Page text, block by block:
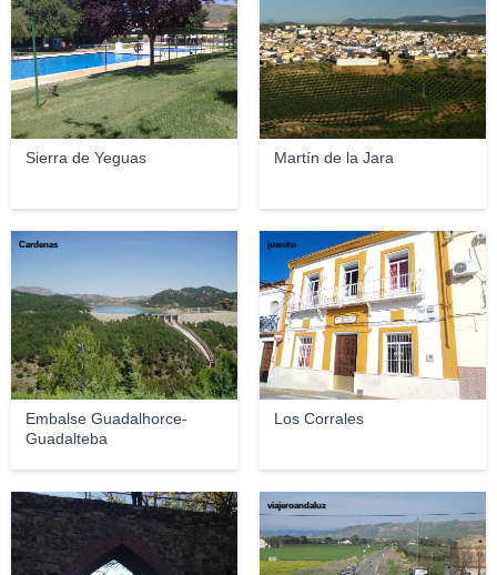
Sierra de Yeguas Martín de la Jara
Embalse Guadalhorce-
Guadalteba
Cardenas
Los Corrales
juanito
Jesus Dominguez Sanchez viajeroandaluz